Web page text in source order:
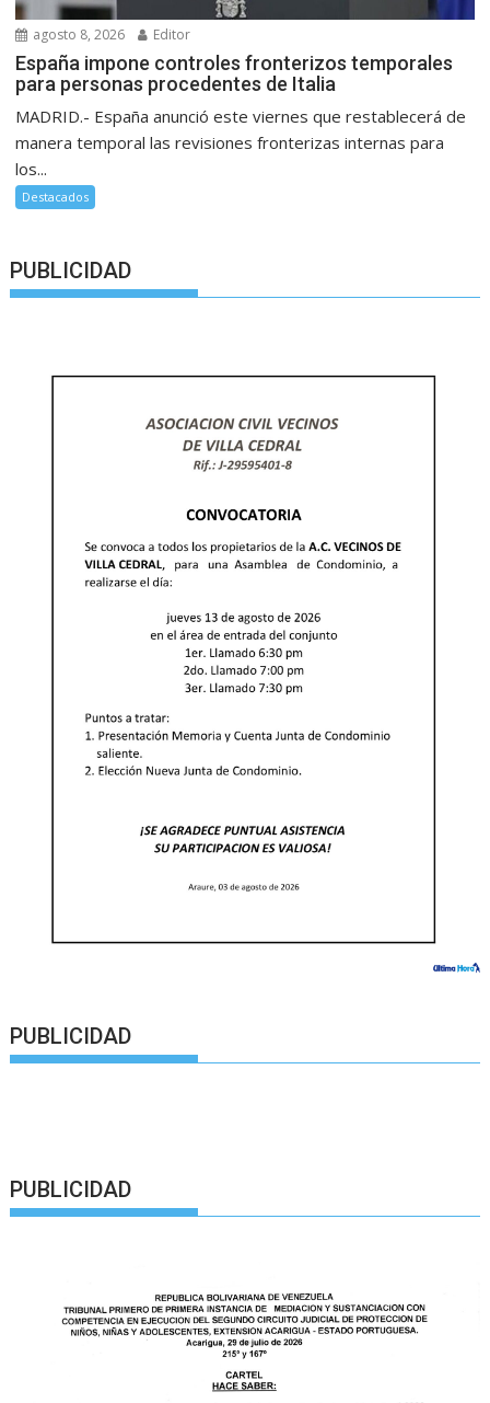
agosto 8, 2026 Editor
España impone controles fronterizos temporales
para personas procedentes de Italia
MADRID.- España anunció este viernes que restablecerá de
manera temporal las revisiones fronterizas internas para
los...
Destacados
PUBLICIDAD
PUBLICIDAD
PUBLICIDAD